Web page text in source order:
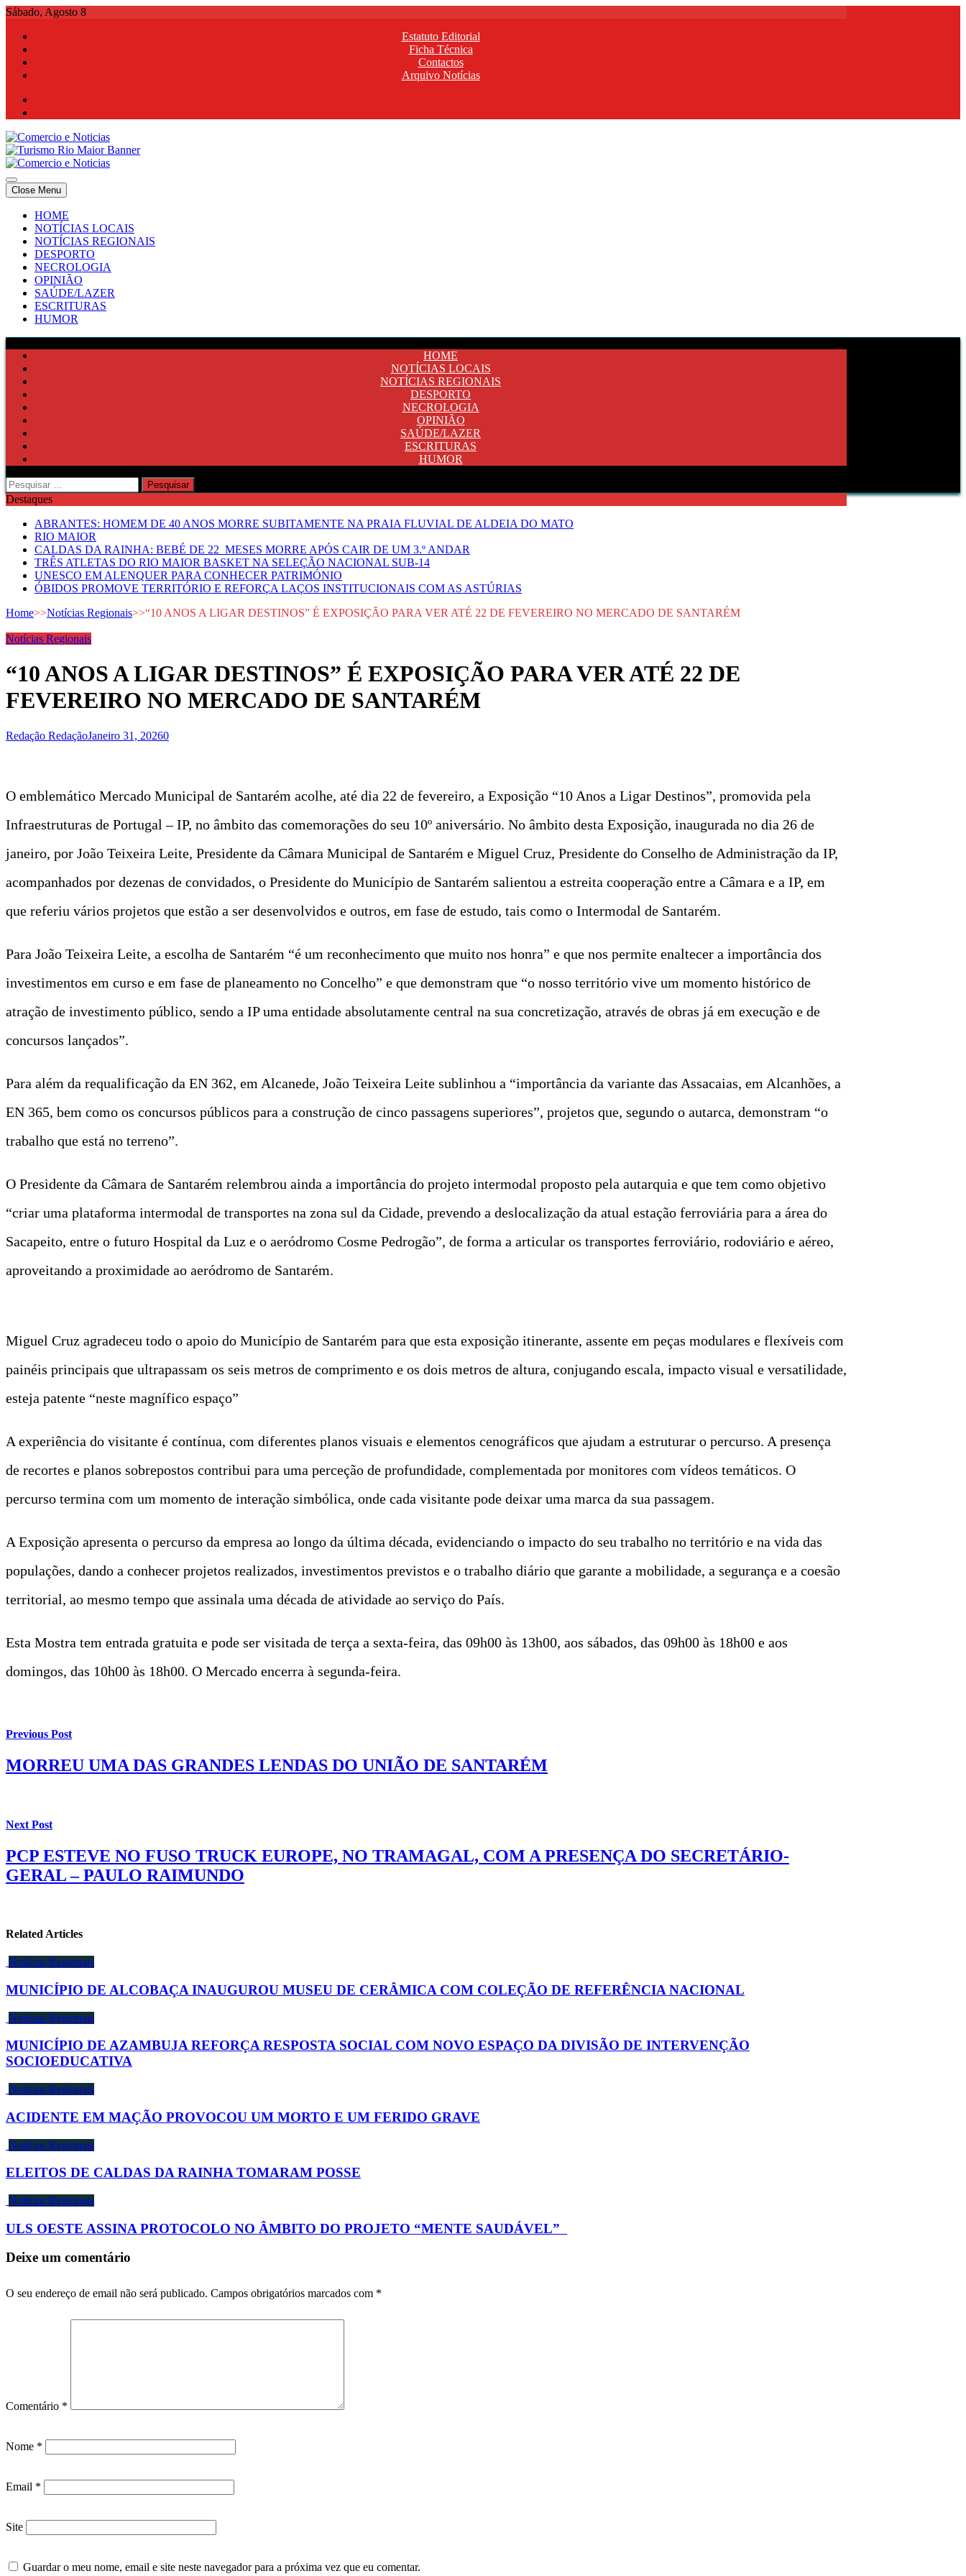
Skip
content
Sábado, Agosto 8
Estatuto Editorial
Ficha Técnica
Contactos
Arquivo Notícias
Comercio e Noticias
Notícias e Publicidade Online
Comercio e Noticias
Notícias e Publicidade Online
Close Menu
HOME
NOTÍCIAS LOCAIS
NOTÍCIAS REGIONAIS
DESPORTO
NECROLOGIA
OPINIÃO
SAÚDE/LAZER
ESCRITURAS
HUMOR
HOME
NOTÍCIAS LOCAIS
NOTÍCIAS REGIONAIS
DESPORTO
NECROLOGIA
OPINIÃO
SAÚDE/LAZER
ESCRITURAS
HUMOR
Pesquisar
por:
Destaques
ABRANTES: HOMEM DE 40 ANOS MORRE SUBITAMENTE NA PRAIA FLUVIAL DE ALDEIA DO MATO
RIO MAIOR
CALDAS DA RAINHA: BEBÉ DE 22 MESES MORRE APÓS CAIR DE UM 3.º ANDAR
TRÊS ATLETAS DO RIO MAIOR BASKET NA SELEÇÃO NACIONAL SUB-14
UNESCO EM ALENQUER PARA CONHECER PATRIMÓNIO
ÓBIDOS PROMOVE TERRITÓRIO E REFORÇA LAÇOS INSTITUCIONAIS COM AS ASTÚRIAS
Home>>Notícias Regionais>>“10 ANOS A LIGAR DESTINOS” É EXPOSIÇÃO PARA VER ATÉ 22 DE FEVEREIRO NO MERCADO DE SANTARÉM
Notícias Regionais
“10 ANOS A LIGAR DESTINOS” É EXPOSIÇÃO PARA VER ATÉ 22 DE
FEVEREIRO NO MERCADO DE SANTARÉM
Redação RedaçãoJaneiro 31, 20260
O emblemático Mercado Municipal de Santarém acolhe, até dia 22 de fevereiro, a Exposição “10 Anos a Ligar Destinos”, promovida pela
Infraestruturas de Portugal – IP, no âmbito das comemorações do seu 10º aniversário. No âmbito desta Exposição, inaugurada no dia 26 de
janeiro, por João Teixeira Leite, Presidente da Câmara Municipal de Santarém e Miguel Cruz, Presidente do Conselho de Administração da IP,
acompanhados por dezenas de convidados, o Presidente do Município de Santarém salientou a estreita cooperação entre a Câmara e a IP, em
que referiu vários projetos que estão a ser desenvolvidos e outros, em fase de estudo, tais como o Intermodal de Santarém.
Para João Teixeira Leite, a escolha de Santarém “é um reconhecimento que muito nos honra” e que nos permite enaltecer a importância dos
investimentos em curso e em fase de planeamento no Concelho” e que demonstram que “o nosso território vive um momento histórico de
atração de investimento público, sendo a IP uma entidade absolutamente central na sua concretização, através de obras já em execução e de
concursos lançados”.
Para além da requalificação da EN 362, em Alcanede, João Teixeira Leite sublinhou a “importância da variante das Assacaias, em Alcanhões, a
EN 365, bem como os concursos públicos para a construção de cinco passagens superiores”, projetos que, segundo o autarca, demonstram “o
trabalho que está no terreno”.
O Presidente da Câmara de Santarém relembrou ainda a importância do projeto intermodal proposto pela autarquia e que tem como objetivo
“criar uma plataforma intermodal de transportes na zona sul da Cidade, prevendo a deslocalização da atual estação ferroviária para a área do
Sacapeito, entre o futuro Hospital da Luz e o aeródromo Cosme Pedrogão”, de forma a articular os transportes ferroviário, rodoviário e aéreo,
aproveitando a proximidade ao aeródromo de Santarém.
Miguel Cruz agradeceu todo o apoio do Município de Santarém para que esta exposição itinerante, assente em peças modulares e flexíveis com
painéis principais que ultrapassam os seis metros de comprimento e os dois metros de altura, conjugando escala, impacto visual e versatilidade,
esteja patente “neste magnífico espaço”
A experiência do visitante é contínua, com diferentes planos visuais e elementos cenográficos que ajudam a estruturar o percurso. A presença
de recortes e planos sobrepostos contribui para uma perceção de profundidade, complementada por monitores com vídeos temáticos. O
percurso termina com um momento de interação simbólica, onde cada visitante pode deixar uma marca da sua passagem.
A Exposição apresenta o percurso da empresa ao longo da última década, evidenciando o impacto do seu trabalho no território e na vida das
populações, dando a conhecer projetos realizados, investimentos previstos e o trabalho diário que garante a mobilidade, a segurança e a coesão
territorial, ao mesmo tempo que assinala uma década de atividade ao serviço do País.
Esta Mostra tem entrada gratuita e pode ser visitada de terça a sexta-feira, das 09h00 às 13h00, aos sábados, das 09h00 às 18h00 e aos
domingos, das 10h00 às 18h00. O Mercado encerra à segunda-feira.
Previous Post
MORREU UMA DAS GRANDES LENDAS DO UNIÃO DE SANTARÉM
Next Post
PCP ESTEVE NO FUSO TRUCK EUROPE, NO TRAMAGAL, COM A PRESENÇA DO SECRETÁRIO-
GERAL – PAULO RAIMUNDO
Related Articles
Notícias Regionais
MUNICÍPIO DE ALCOBAÇA INAUGUROU MUSEU DE CERÂMICA COM COLEÇÃO DE REFERÊNCIA NACIONAL
Notícias Regionais
MUNICÍPIO DE AZAMBUJA REFORÇA RESPOSTA SOCIAL COM NOVO ESPAÇO DA DIVISÃO DE INTERVENÇÃO
SOCIOEDUCATIVA
Notícias Regionais
ACIDENTE EM MAÇÃO PROVOCOU UM MORTO E UM FERIDO GRAVE
Notícias Regionais
ELEITOS DE CALDAS DA RAINHA TOMARAM POSSE
Notícias Regionais
ULS OESTE ASSINA PROTOCOLO NO ÂMBITO DO PROJETO “MENTE SAUDÁVEL”
Deixe um comentário
O seu endereço de email não será publicado. Campos obrigatórios marcados com *
Comentário *
Nome *
Email *
Site
Guardar o meu nome, email e site neste navegador para a próxima vez que eu comentar.